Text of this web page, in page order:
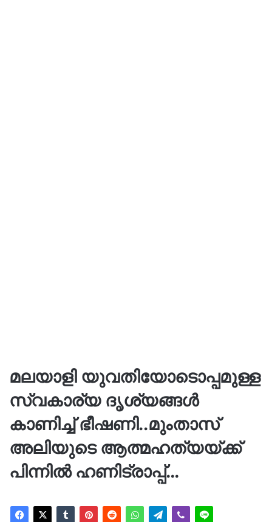
മലയാളി യുവതിയോടൊപ്പമുള്ള
സ്വകാര്യ ദൃശ്യങ്ങൾ
കാണിച്ച് ഭീഷണി..മുംതാസ്
അലിയുടെ ആത്മഹത്യയ്ക്ക്
പിന്നിൽ ഹണിട്രാപ്പ്…